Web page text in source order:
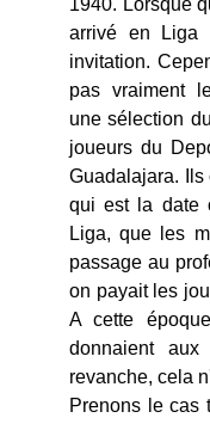
1940. Lorsque
arrivé en Liga
invitation.
pas vraiment
une sélection
joueurs du
Guadalajara. Ils
qui est la date
Liga, que les
passage au
on payait les
A cette
donnaient
revanche, cela
Prenons le cas